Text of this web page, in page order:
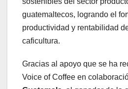
guatemaltecos, logrando el
productividad y rentabilidad
caficultura.
Gracias al apoyo que se ha
Voice of Coffee en